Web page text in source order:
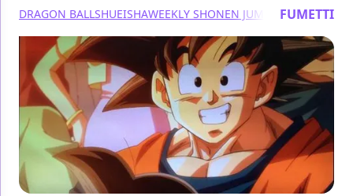
DRAGON BALLSHUEISHAWEEKLY SHONEN JUMP FUMETTI